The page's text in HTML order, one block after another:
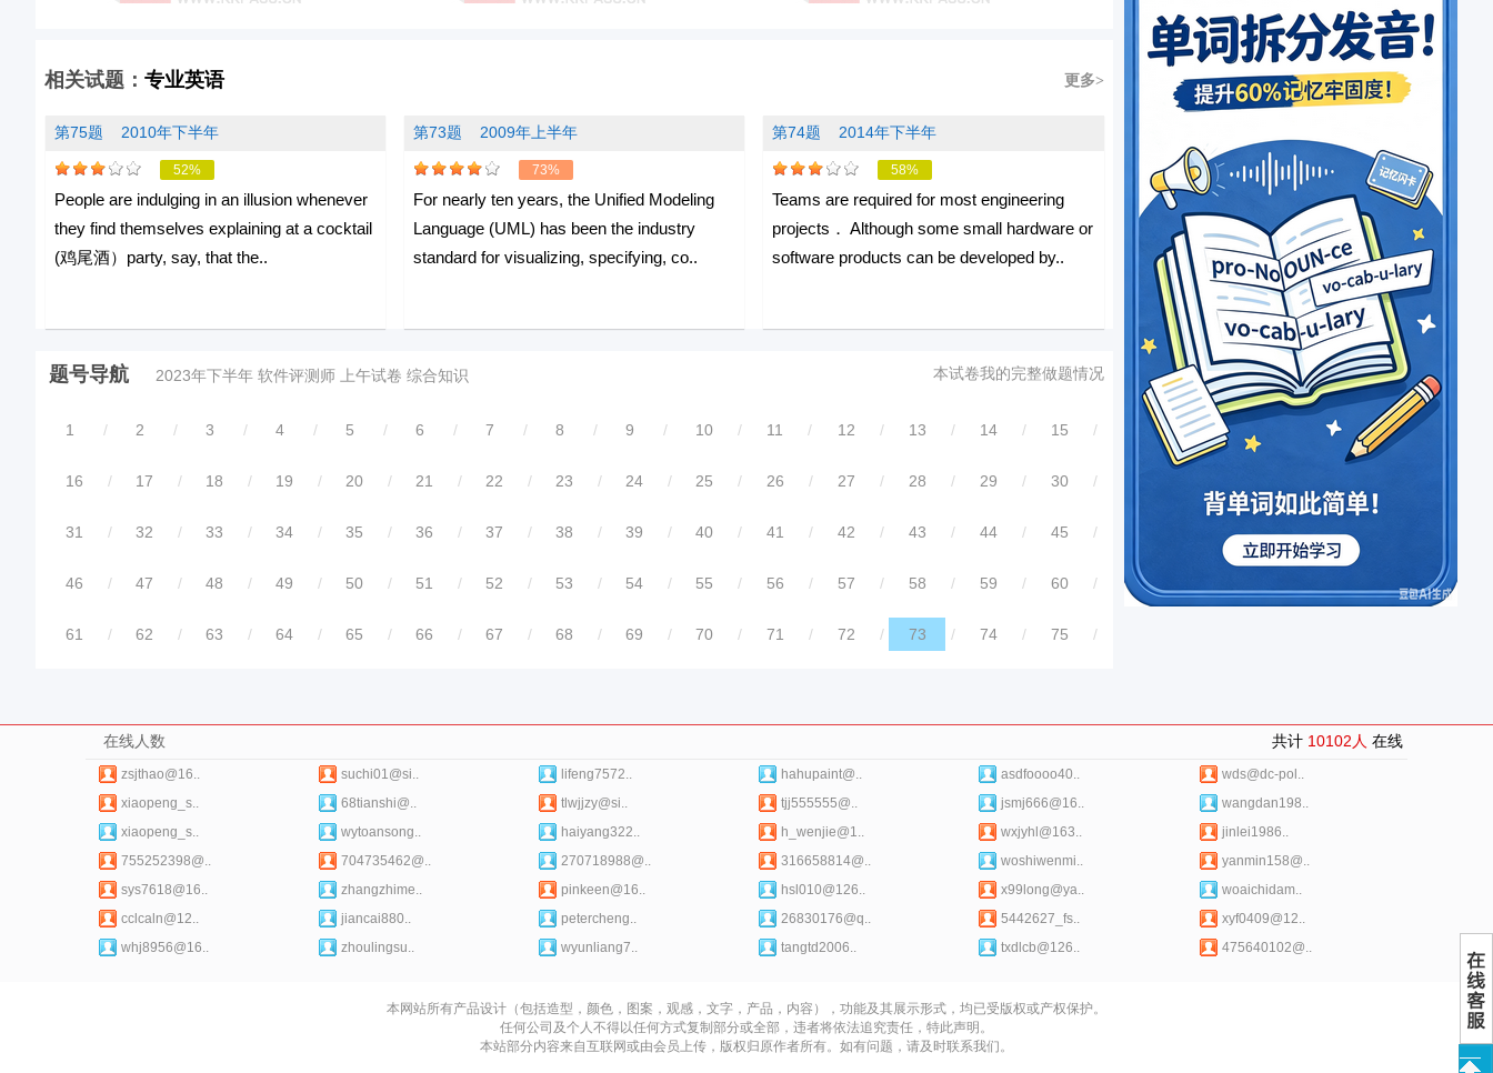
相关试题： 专业英语 更多>
第75题 2010年下半年
52%
People are indulging in an illusion whenever
they find themselves explaining at a cocktail
(鸡尾酒）party, say, that the..
第73题 2009年上半年
73%
For nearly ten years, the Unified Modeling
Language (UML) has been the industry
standard for visualizing, specifying, co..
第74题 2014年下半年
58%
Teams are required for most engineering
projects． Although some small hardware or
software products can be developed by..
题号导航 2023年下半年 软件评测师 上午试卷 综合知识 本试卷我的完整做题情况
1 / 2 / 3 / 4 / 5 / 6 / 7 / 8 / 9 / 10 / 11 / 12 / 13 / 14 / 15 /
16 / 17 / 18 / 19 / 20 / 21 / 22 / 23 / 24 / 25 / 26 / 27 / 28 / 29 / 30 /
31 / 32 / 33 / 34 / 35 / 36 / 37 / 38 / 39 / 40 / 41 / 42 / 43 / 44 / 45 /
46 / 47 / 48 / 49 / 50 / 51 / 52 / 53 / 54 / 55 / 56 / 57 / 58 / 59 / 60 /
61 / 62 / 63 / 64 / 65 / 66 / 67 / 68 / 69 / 70 / 71 / 72 / 73 / 74 / 75 /
在线人数 共计 10102人 在线
zsjthao@16.. suchi01@si.. lifeng7572.. hahupaint@.. asdfoooo40..
wds@dc-pol..
xiaopeng_s..
68tianshi@.. tlwjjzy@si.. tjj555555@.. jsmj666@16..
wangdan198..
xiaopeng_s..
wytoansong.. haiyang322.. h_wenjie@1.. wxjyhl@163..
jinlei1986..
755252398@..
704735462@.. 270718988@.. 316658814@.. woshiwenmi..
yanmin158@..
sys7618@16..
zhangzhime.. pinkeen@16.. hsl010@126.. x99long@ya..
woaichidam..
cclcaln@12..
jiancai880.. petercheng.. 26830176@q.. 5442627_fs..
xyf0409@12..
whj8956@16..
zhoulingsu.. wyunliang7.. tangtd2006.. txdlcb@126.. 475640102@..
本网站所有产品设计（包括造型，颜色，图案，观感，文字，产品，内容），功能及其展示形式，均已受版权或产权保护。
任何公司及个人不得以任何方式复制部分或全部，违者将依法追究责任，特此声明。
本站部分内容来自互联网或由会员上传，版权归原作者所有。如有问题，请及时联系我们。